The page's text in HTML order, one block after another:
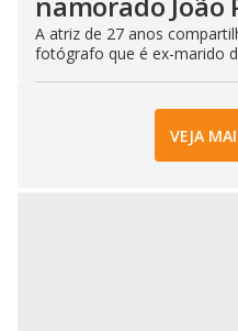
A atriz de 27 anos
fotógrafo que é ex-marido
VEJA